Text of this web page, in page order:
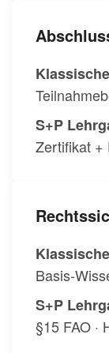
S+P
Zertifikat +
Basis-
S+P
§15 FAO ·